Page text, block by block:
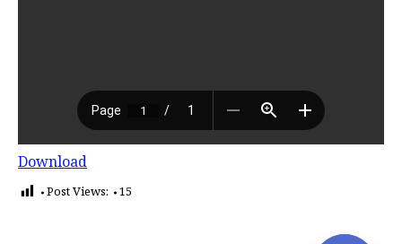
Download
Post Views: 15